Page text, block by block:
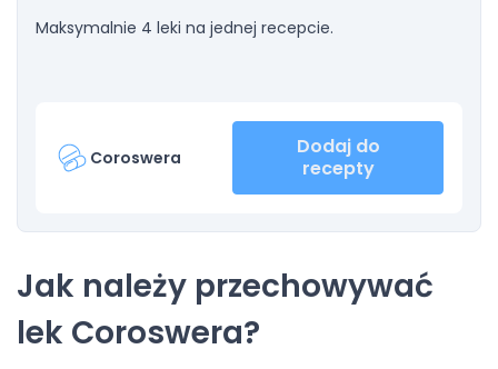
Maksymalnie 4 leki na jednej recepcie.
Coroswera
Dodaj do
recepty
Jak należy przechowywać
lek Coroswera?